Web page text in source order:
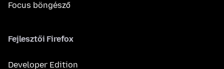
Focus böngésző
Fejlesztői Firefox
Developer Edition